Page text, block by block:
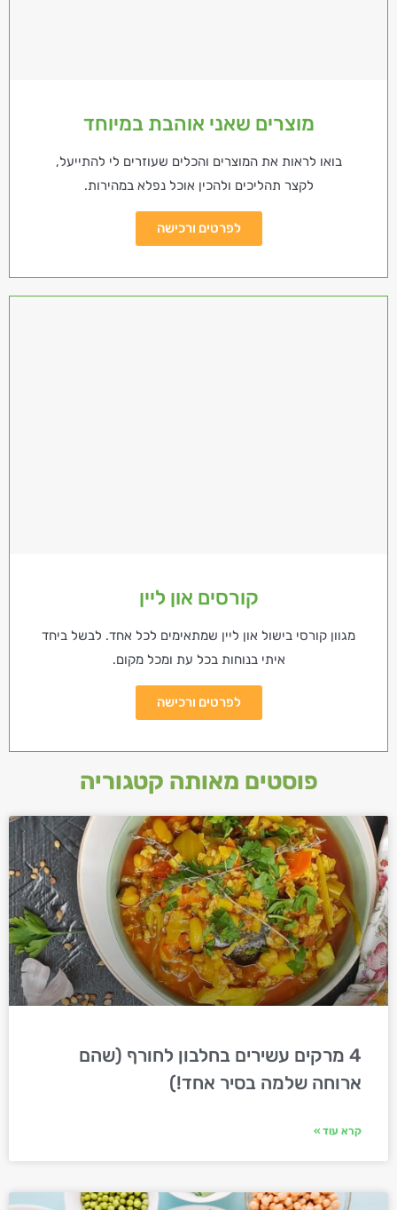
מוצרים שאני אוהבת במיוחד
בואו לראות את המוצרים והכלים שעוזרים לי להתייעל,
לקצר תהליכים ולהכין אוכל נפלא במהירות.
לפרטים ורכישה
קורסים און ליין
מגוון קורסי בישול און ליין שמתאימים לכל אחד. לבשל ביחד
איתי בנוחות בכל עת ומכל מקום.
לפרטים ורכישה
פוסטים מאותה קטגוריה
4 מרקים עשירים בחלבון לחורף (שהם
ארוחה שלמה בסיר אחד!)
קרא עוד »